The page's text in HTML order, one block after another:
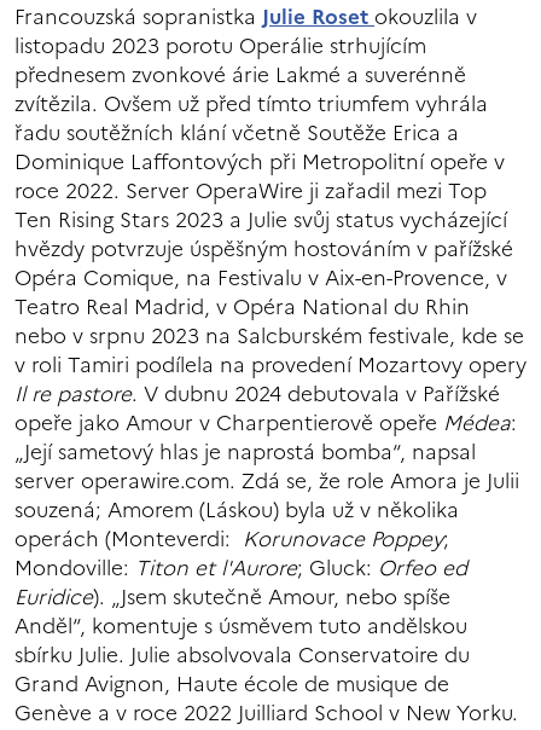
Francouzská sopranistka Julie Roset okouzlila v
listopadu 2023 porotu Operálie strhujícím
přednesem zvonkové árie Lakmé a suverénně
zvítězila. Ovšem už před tímto triumfem vyhrála
řadu soutěžních klání včetně Soutěže Erica a
Dominique Laffontových při Metropolitní opeře v
roce 2022. Server OperaWire ji zařadil mezi Top
Ten Rising Stars 2023 a Julie svůj status vycházející
hvězdy potvrzuje úspěšným hostováním v pařížské
Opéra Comique, na Festivalu v Aix-en-Provence, v
Teatro Real Madrid, v Opéra National du Rhin
nebo v srpnu 2023 na Salcburském festivale, kde se
v roli Tamiri podílela na provedení Mozartovy opery
Il re pastore. V dubnu 2024 debutovala v Pařížské
opeře jako Amour v Charpentierově opeře Médea:
„Její sametový hlas je naprostá bomba“, napsal
server operawire.com. Zdá se, že role Amora je Julii
souzená; Amorem (Láskou) byla už v několika
operách (Monteverdi: Korunovace Poppey;
Mondoville: Titon et l'Aurore; Gluck: Orfeo ed
Euridice). „Jsem skutečně Amour, nebo spíše
Anděl“, komentuje s úsměvem tuto andělskou
sbírku Julie. Julie absolvovala Conservatoire du
Grand Avignon, Haute école de musique de
Genève a v roce 2022 Juilliard School v New Yorku.